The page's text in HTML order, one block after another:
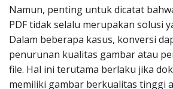
Namun, penting untuk dicatat
PDF tidak selalu merupakan solusi
Dalam beberapa kasus, konversi
penurunan kualitas gambar atau
file. Hal ini terutama berlaku jika
memiliki gambar berkualitas tinggi